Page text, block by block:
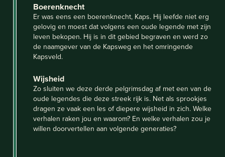
Boerenknecht
Er was eens een boerenknecht, Kaps. Hij leefde niet erg
gelovig en moest dat volgens een oude legende met zijn
leven bekopen. Hij is in dit gebied begraven en werd zo
de naamgever van de Kapsweg en het omringende
Kapsveld.
Wijsheid
Zo sluiten we deze derde pelgrimsdag af met een van de
oude legendes die deze streek rijk is. Net als sprookjes
dragen ze vaak een les of diepere wijsheid in zich. Welke
verhalen raken jou en waarom? En welke verhalen zou je
willen doorvertellen aan volgende generaties?